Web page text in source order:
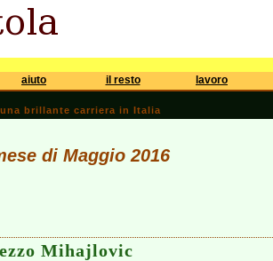
aiuto il resto lavoro
brillante carriera in Italia
di Maggio 2016
Mihajlovic